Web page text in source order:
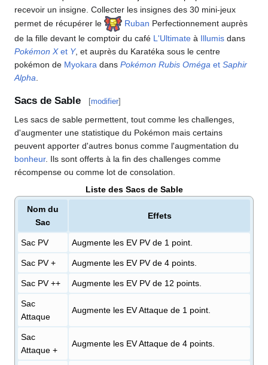
recevoir un insigne. Collecter les insignes des 30 mini-jeux
permet de récupérer le
Ruban Perfectionnement auprès
de la fille devant le comptoir du café L'Ultimate à Illumis dans
Pokémon Xet Y, et auprès du Karatéka sous le centre
pokémon de Myokara dans Pokémon Rubis Oméga et Saphir
Alpha
Sacs de Sable [modifier]
Les sacs de sable permettent, tout comme les challenges,
d'augmenter une statistique du Pokémon mais certains
peuvent apporter d'autres bonus comme l'augmentation du
bonheur. Ils sont offerts à la fin des challenges comme
récompense ou comme lot de consolation.
Liste des Sacs de Sable
Nom du
Sac
Effets
Sac PV Augmente les EV PV de 1 point.
Sac PV + Augmente les EV PV de 4 points.
Sac PV ++ Augmente les EV PV de 12 points.
Sac
Attaque
Augmente les EV Attaque de 1 point.
Sac
Attaque +
Augmente les EV Attaque de 4 points.